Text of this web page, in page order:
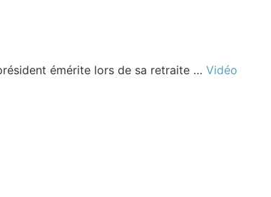
émérite lors de sa retraite … Vidéo